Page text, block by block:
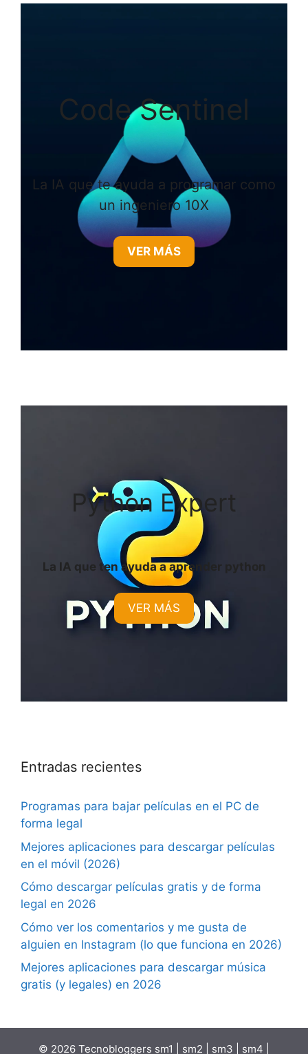
Code Sentinel
La IA que te ayuda a programar como
un ingeniero 10X
VER MÁS
Python Expert
La IA que ten ayuda a aprender python
VER MÁS
Entradas recientes
Programas para bajar películas en el PC de
forma legal
Mejores aplicaciones para descargar películas
en el móvil (2026)
Cómo descargar películas gratis y de forma
legal en 2026
Cómo ver los comentarios y me gusta de
alguien en Instagram (lo que funciona en 2026)
Mejores aplicaciones para descargar música
gratis (y legales) en 2026
© 2026 Tecnobloggers sm1 sm2 sm3 sm4